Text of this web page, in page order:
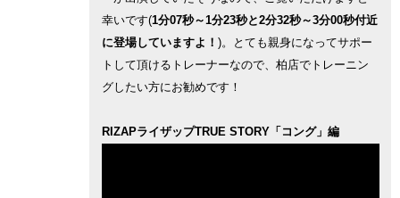
幸いです(1分07秒～1分23秒と2分32秒～3分00秒付近
に登場していますよ！ )。とても親身になってサポー
トして頂けるトレーナーなので、柏店でトレーニン
グしたい方にお勧めです！
RIZAPライザップTRUE STORY「コング」編